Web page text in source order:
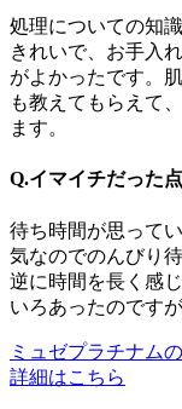
処理についての知
きれいで、お手入
がよかったです。
も教えてもらえて
ます。
Q.イマイチだった
待ち時間が思って
気なのでのんびり
逆に時間を長く感
いろあったのです
ミュゼプラチナムの
詳細はこちら